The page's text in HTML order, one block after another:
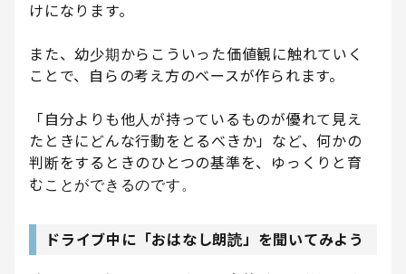
けになります。
また、幼少期からこういった価値観に触れていく
ことで、自らの考え方のベースが作られます。
「自分よりも他人が持っているものが優れて見え
たときにどんな行動をとるべきか」など、何かの
判断をするときのひとつの基準を、ゆっくりと育
むことができるのです。
ドライブ中に「おはなし朗読」を聞いてみよう